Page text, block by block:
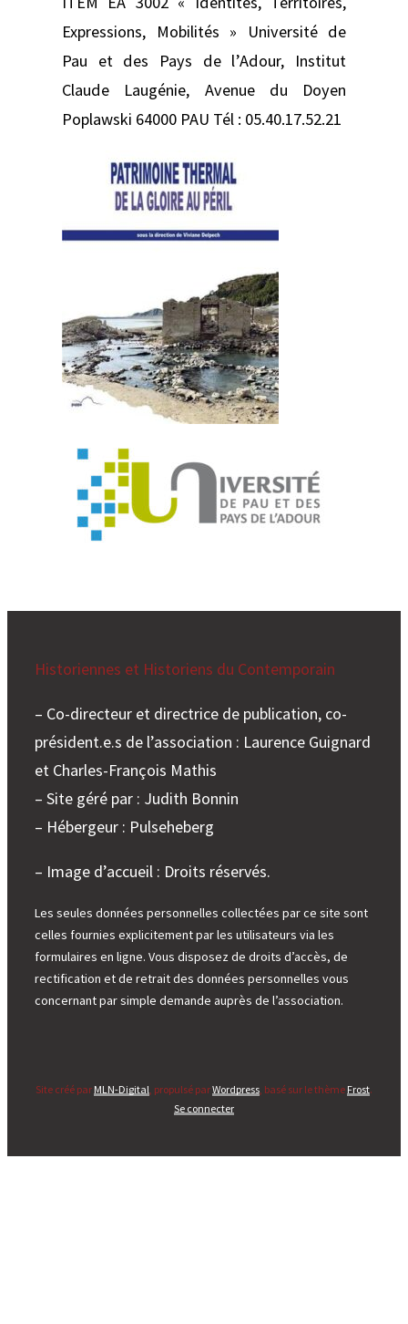
Expressions, Mobilités » Université de
Pau et des Pays de l’Adour, Institut
Claude Laugénie, Avenue du Doyen
Poplawski 64000 PAU Tél : 05.40.17.52.21
Historiennes et Historiens du Contemporain
– Co-directeur et directrice de publication, co-
président.e.s de l’association : Laurence Guignard
et Charles-François Mathis
– Site géré par : Judith Bonnin
– Hébergeur : Pulseheberg
– Image d’accueil : Droits réservés.
Les seules données personnelles collectées par ce site sont
celles fournies explicitement par les utilisateurs via les
formulaires en ligne. Vous disposez de droits d’accès, de
rectification et de retrait des données personnelles vous
concernant par simple demande auprès de l’association.
Site créé par MLN-Digital , propulsé parWordpress , basé sur le thème Frost.
Se connecter